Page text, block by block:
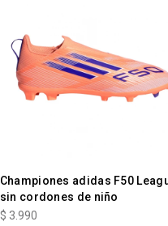
Championes adidas F50
sin cordones de niño
$ 3.990